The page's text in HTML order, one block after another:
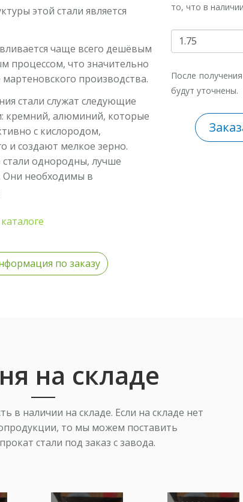
этой стали является
чаще всего дешёвым
процессом, что значительно
производства.
стали служат следующие
кремний, алюминий, которые
с кислородом,
и создают мелкое зерно.
однородны, лучше
Они необходимы в
то, что в
После
будут уточнены.
по заказу
на складе
в наличии на складе. Если на складе нет
то мы можем поставить
стали под заказ с завода.